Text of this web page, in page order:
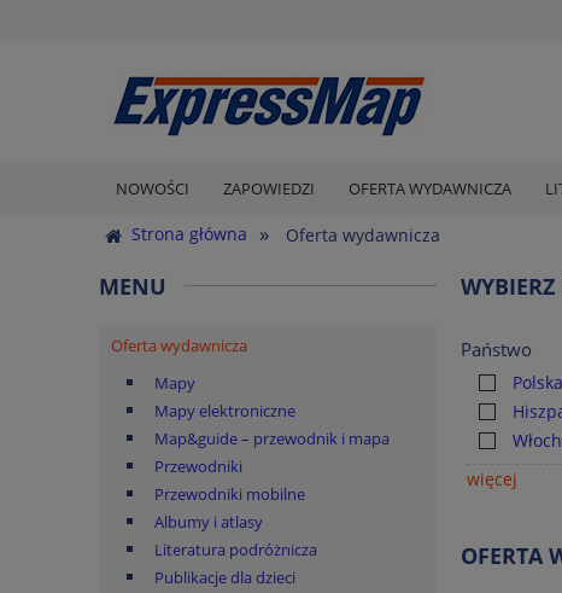
NOWOŚCI ZAPOWIEDZI OFERTA WYDAWNICZA
Strona główna » Oferta wydawnicza
MENU
Oferta wydawnicza
Mapy
Mapy elektroniczne
Map&guide – przewodnik i mapa
Przewodniki
Przewodniki mobilne
Albumy i atlasy
Literatura podróżnicza
Publikacje dla dzieci
Państwo
Polska
więcej
OFERTA